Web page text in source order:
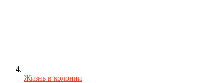
Жизнь в колонии